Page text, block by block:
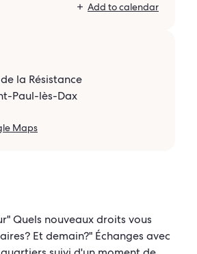
Add to calendar
de la Résistance
Paul-lès-Dax
Maps
Quels nouveaux droits vous
Et demain?" Échanges avec